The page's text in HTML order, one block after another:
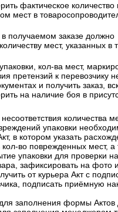
фактическое количество
мест в
в получаемом заказе должно
мест, указанных в
кол-ва мест,
претензий к перевозчику
и получить заказ,
на наличие боя в
количества
упаковки
в котором указать
кол-во поврежденных мест, а
упаковки для проверки
зафиксировать на фото
от курьера Акт с
подписать приёмную
заполнения формы